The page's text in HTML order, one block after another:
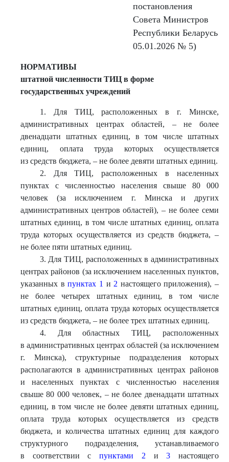
постановления
Совета Министров
Республики Беларусь
05.01.2026 № 5)
НОРМАТИВЫ
штатной численности ТИЦ в форме
государственных учреждений
1. Для ТИЦ, расположенных в г. Минске,
административных центрах областей, – не более
двенадцати штатных единиц, в том числе штатных
единиц, оплата труда которых осуществляется
из средств бюджета, – не более девяти штатных единиц.
2. Для ТИЦ, расположенных в населенных
пунктах с численностью населения свыше 80 000
человек (за исключением г. Минска и других
административных центров областей), – не более семи
штатных единиц, в том числе штатных единиц, оплата
труда которых осуществляется из средств бюджета, –
не более пяти штатных единиц.
3. Для ТИЦ, расположенных в административных
центрах районов (за исключением населенных пунктов,
указанных впунктах 1 и 2 настоящего приложения), –
не более четырех штатных единиц, в том числе
штатных единиц, оплата труда которых осуществляется
из средств бюджета, – не более трех штатных единиц.
4. Для областных ТИЦ, расположенных
в административных центрах областей (за исключением
г. Минска), структурные подразделения которых
располагаются в административных центрах районов
и населенных пунктах с численностью населения
свыше 80 000 человек, – не более двенадцати штатных
единиц, в том числе не более девяти штатных единиц,
оплата труда которых осуществляется из средств
бюджета, и количества штатных единиц для каждого
структурного подразделения, устанавливаемого
в соответствии спунктами 2 и3 настоящего